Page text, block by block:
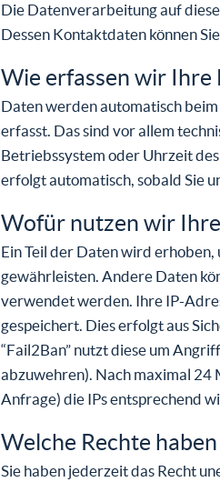
Die Datenverarbeitung auf
Dessen Kontaktdaten können
Wie erfassen wir Ihre
Daten werden automatisch
erfasst. Das sind vor allem
Betriebssystem oder Uhrzeit
erfolgt automatisch, sobald Sie
Wofür nutzen wir
Ein Teil der Daten wird
gewährleisten. Andere Daten
verwendet werden. Ihre IP-
gespeichert. Dies erfolgt aus
“Fail2Ban” nutzt diese um
abzuwehren). Nach maximal
Anfrage) die IPs entsprechend
Welche Rechte
Sie haben jederzeit das Recht